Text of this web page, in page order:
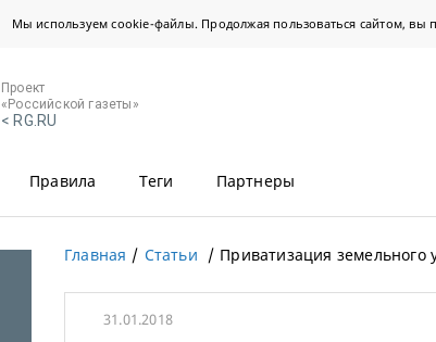
Мы используем cookie-файлы. Продолжая пользоваться сайтом, вы
Проект
«Российской газеты»
< RG.RU
Правила Теги Партнеры
Главная Статьи Приватизация земельного
31.01.2018